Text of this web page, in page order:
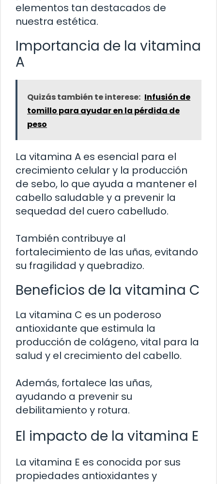
elementos tan destacados de
nuestra estética.
Importancia de la vitamina
A
Quizás también te interese: Infusión de
tomillo para ayudar en la pérdida de
peso
La vitamina A es esencial para el
crecimiento celular y la producción
de sebo, lo que ayuda a mantener el
cabello saludable y a prevenir la
sequedad del cuero cabelludo.
También contribuye al
fortalecimiento de las uñas, evitando
su fragilidad y quebradizo.
Beneficios de la vitamina C
La vitamina C es un poderoso
antioxidante que estimula la
producción de colágeno, vital para la
salud y el crecimiento del cabello.
Además, fortalece las uñas,
ayudando a prevenir su
debilitamiento y rotura.
El impacto de la vitamina E
La vitamina E es conocida por sus
propiedades antioxidantes y